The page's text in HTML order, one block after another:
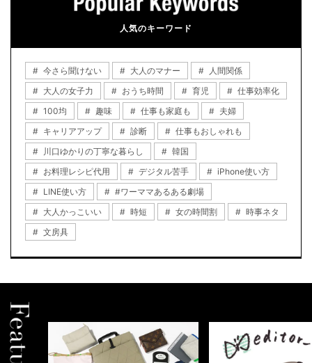
人気のキーワード
今さら聞けない 大人のマナー
人間関係
大人の女子力
おうち時間 育児
仕事効率化
100均
趣味 仕事も家庭も
夫婦
キャリアアップ
診断
仕事もおしゃれも
川口ゆかりの丁寧な暮らし
韓国
お料理レシピ代用
デジタル苦手
iPhone使い方
LINE使い方
#ワーママあるある劇場
大人かっこいい
時短 女の時間割
時事ネタ
文房具